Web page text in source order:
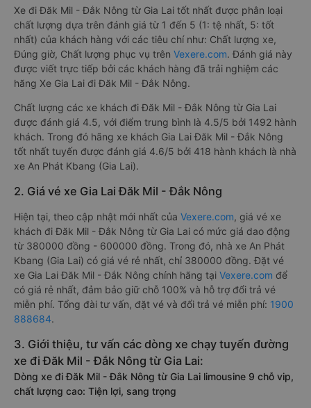
Xe đi Đăk Mil - Đắk Nông từ Gia Lai tốt nhất được phân loại
chất lượng dựa trên đánh giá từ 1 đến 5 (1: tệ nhất, 5: tốt
nhất) của khách hàng với các tiêu chí như: Chất lượng xe,
Đúng giờ, Chất lượng phục vụ trên Vexere.com. Đánh giá này
được viết trực tiếp bởi các khách hàng đã trải nghiệm các
hãng Xe Gia Lai đi Đăk Mil - Đắk Nông.
Chất lượng các xe khách đi Đăk Mil - Đắk Nông từ Gia Lai
được đánh giá 4.5, với điểm trung bình là 4.5/5 bởi 1492 hành
khách. Trong đó hãng xe khách Gia Lai Đăk Mil - Đắk Nông
tốt nhất tuyến được đánh giá 4.6/5 bởi 418 hành khách là nhà
xe An Phát Kbang (Gia Lai).
2. Giá vé xe Gia Lai Đăk Mil - Đắk Nông
Hiện tại, theo cập nhật mới nhất của Vexere.com, giá vé xe
khách đi Đăk Mil - Đắk Nông từ Gia Lai có mức giá dao động
từ 380000 đồng - 600000 đồng. Trong đó, nhà xe An Phát
Kbang (Gia Lai) có giá vé rẻ nhất, chỉ 380000 đồng. Đặt vé
xe Gia Lai Đăk Mil - Đắk Nông chính hãng tại Vexere.com để
có giá rẻ nhất, đảm bảo giữ chỗ 100% và hỗ trợ đổi trả vé
miễn phí. Tổng đài tư vấn, đặt vé và đổi trả vé miễn phí: 1900
888684.
3. Giới thiệu, tư vấn các dòng xe chạy tuyến đường
xe đi Đăk Mil - Đắk Nông từ Gia Lai:
Dòng xe đi Đăk Mil - Đắk Nông từ Gia Lai limousine 9 chỗ vip,
chất lượng cao: Tiện lợi, sang trọng